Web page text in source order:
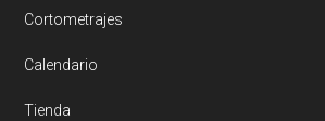
Cortometrajes
Calendario
Tienda